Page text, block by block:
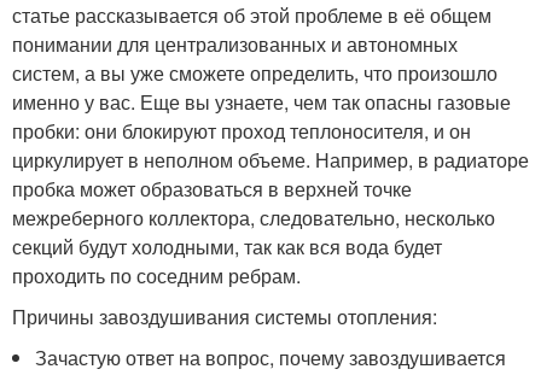
статье рассказывается об этой проблеме в её общем
понимании для централизованных и автономных
систем, а вы уже сможете определить, что произошло
именно у вас. Еще вы узнаете, чем так опасны газовые
пробки: они блокируют проход теплоносителя, и он
циркулирует в неполном объеме. Например, в радиаторе
пробка может образоваться в верхней точке
межреберного коллектора, следовательно, несколько
секций будут холодными, так как вся вода будет
проходить по соседним ребрам.
Причины завоздушивания системы отопления:
Зачастую ответ на вопрос, почему завоздушивается